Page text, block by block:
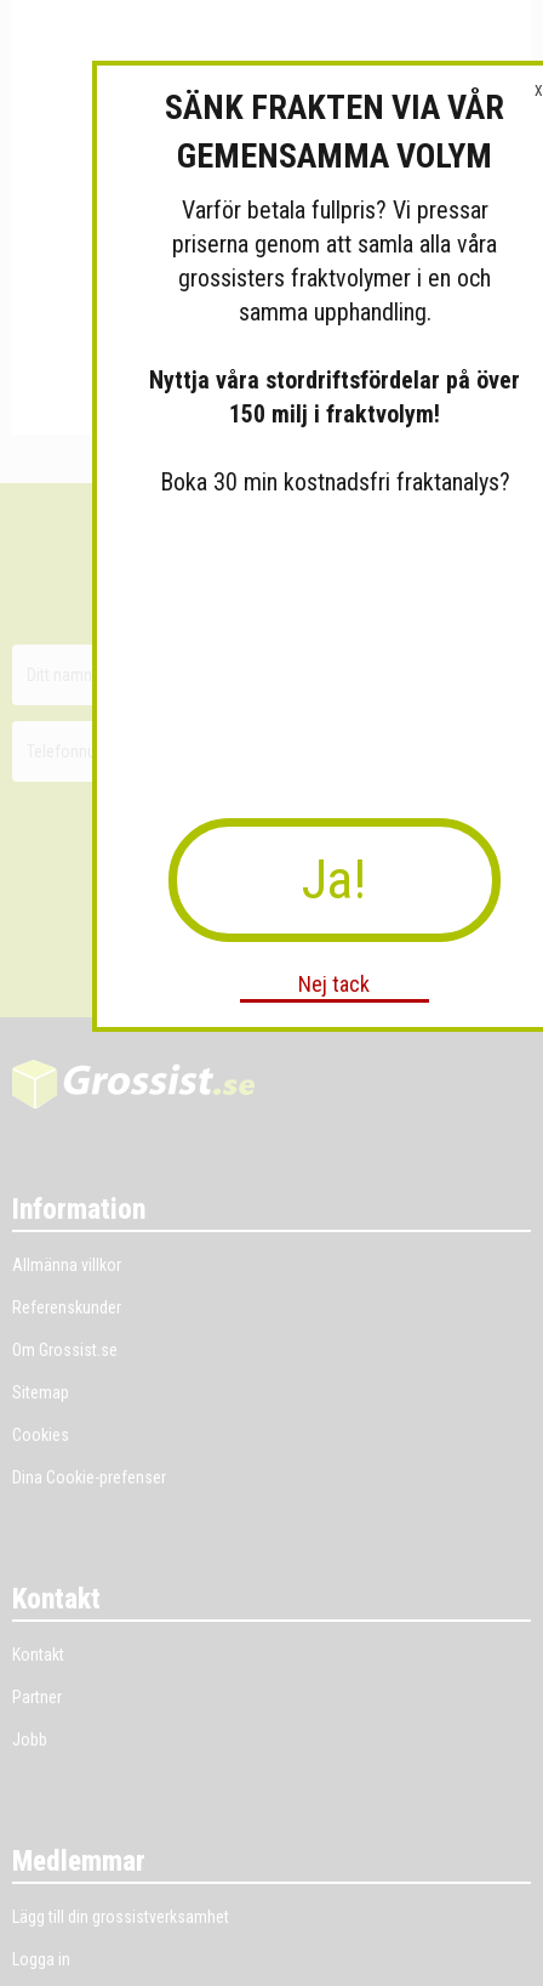
Skicka
Information
Allmänna villkor
Referenskunder
Om Grossist.se
Sitemap
Cookies
Dina Cookie-prefenser
Kontakt
Kontakt
Partner
Jobb
Medlemmar
Lägg till din grossistverksamhet
Logga in
X
SÄNK FRAKTEN VIA VÅR
GEMENSAMMA VOLYM
Varför betala fullpris? Vi pressar
priserna genom att samla alla våra
grossisters fraktvolymer i en och
samma upphandling.
Nyttja våra stordriftsfördelar på över
150 milj i fraktvolym!
Boka 30 min kostnadsfri fraktanalys?
Ja!
Nej tack